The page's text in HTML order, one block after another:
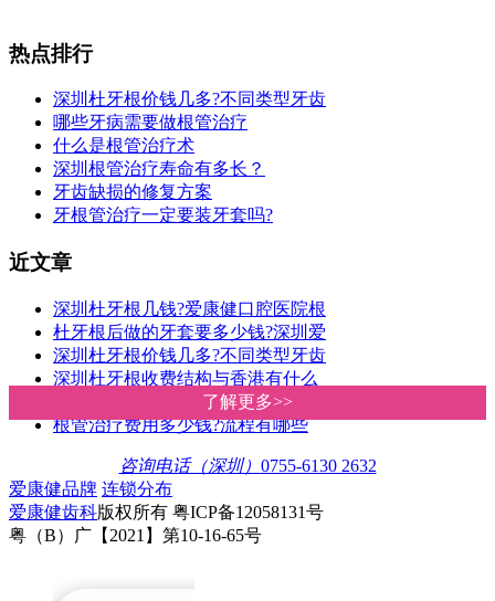
了解更多>>
了解更多>>
热点排行
深圳杜牙根价钱几多?不同类型牙齿
哪些牙病需要做根管治疗
什么是根管治疗术
深圳根管治疗寿命有多长？
牙齿缺损的修复方案
牙根管治疗一定要装牙套吗?
近文章
深圳杜牙根几钱?爱康健口腔医院根
杜牙根后做的牙套要多少钱?深圳爱
深圳杜牙根价钱几多?不同类型牙齿
深圳杜牙根收费结构与香港有什么
为什么要做杜牙根，而不是直接拔
根管治疗费用多少钱?流程有哪些
咨询电话（深圳） 0755-6130 2632
爱康健品牌 连锁分布
爱康健齿科版权所有 粤ICP备12058131号
粤（B）广【2021】第10-16-65号